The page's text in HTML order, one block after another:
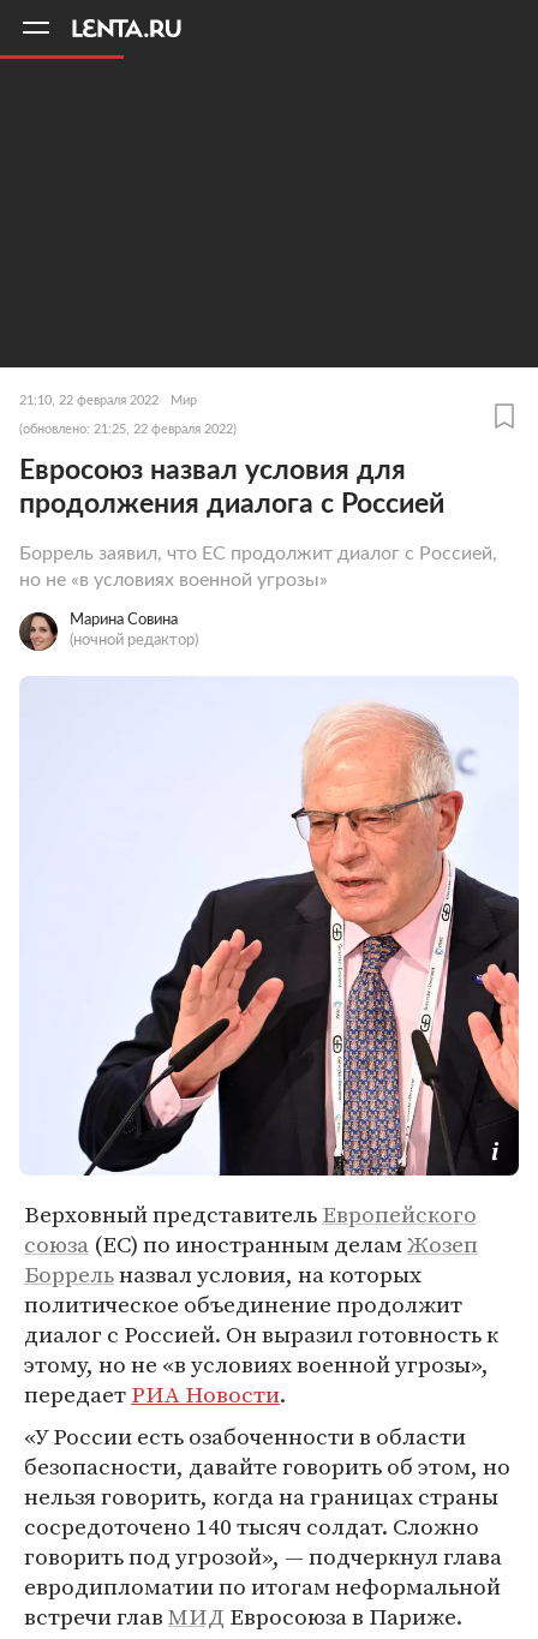
21:10, 22 февраля 2022 Мир
(обновлено: 21:25, 22 февраля 2022)
Евросоюз назвал условия для
продолжения диалога с Россией
Боррель заявил, что ЕС продолжит диалог с Россией,
но не «в условиях военной угрозы»
Марина Совина
(ночной редактор)
Верховный представительЕвропейского
союза (ЕС) по иностранным деламЖозеп
Боррельназвал условия, на которых
политическое объединение продолжит
диалог с Россией. Он выразил готовность к
этому, но не «в условиях военной угрозы»,
передаетРИА Новости.
«У России есть озабоченности в области
безопасности, давайте говорить об этом, но
нельзя говорить, когда на границах страны
сосредоточено 140 тысяч солдат. Сложно
говорить под угрозой», — подчеркнул глава
евродипломатии по итогам неформальной
встречи главМИД Евросоюза в Париже.